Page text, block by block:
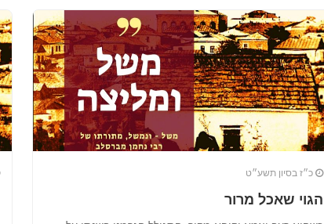
כ״ז בסיון תשע״ט
הגוי שאכל מרור